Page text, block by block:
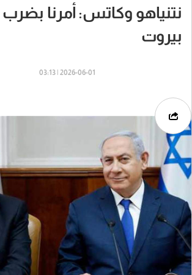
نتنياهو وكاتس: أمرنا
بيروت
2026-06-01 | 03:13